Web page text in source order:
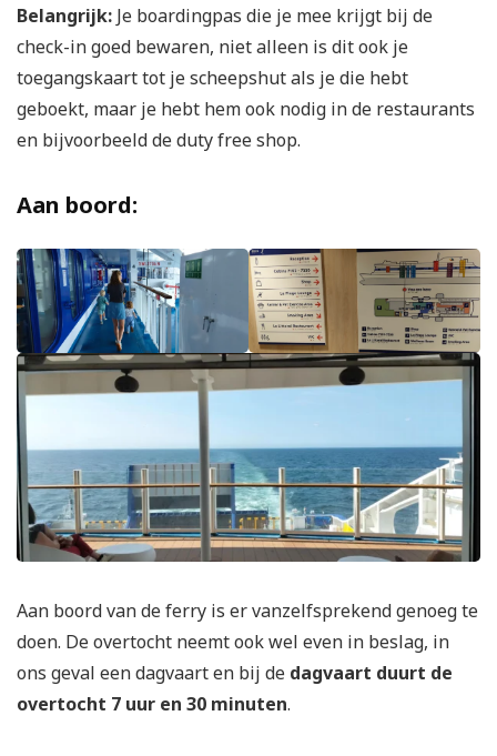
Belangrijk: Je boardingpas die je mee krijgt bij de
check-in goed bewaren, niet alleen is dit ook je
toegangskaart tot je scheepshut als je die hebt
geboekt, maar je hebt hem ook nodig in de restaurants
en bijvoorbeeld de duty free shop.
Aan boord:
Aan boord van de ferry is er vanzelfsprekend genoeg te
doen. De overtocht neemt ook wel even in beslag, in
ons geval een dagvaart en bij de dagvaart duurt de
overtocht 7 uur en 30 minuten.